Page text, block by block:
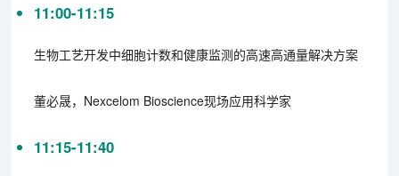
11:00-11:15
生物工艺开发中细胞计数和健康监测的高速高通量解决方案
董必晟，Nexcelom Bioscience现场应用科学家
11:15-11:40